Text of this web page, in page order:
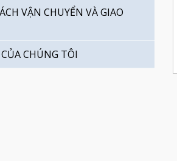
VẬN CHUYỂN VÀ GIAO
CHÚNG TÔI